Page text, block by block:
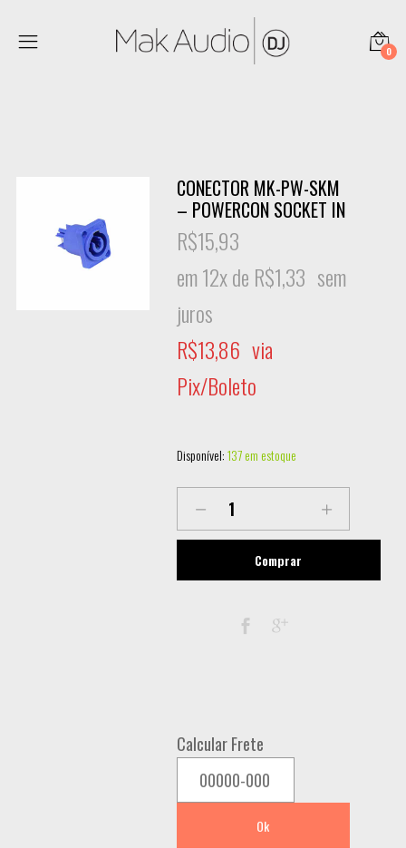
0
CONECTOR MK-PW-SKM
– POWERCON SOCKET IN
R$15,93
em 12x de R$1,33 sem
juros
R$13,86 via
Pix/Boleto
Disponível:137 em estoque
CONECTOR
MK-
SKM
POWERCON
Comprar
Calcular Frete
Ok